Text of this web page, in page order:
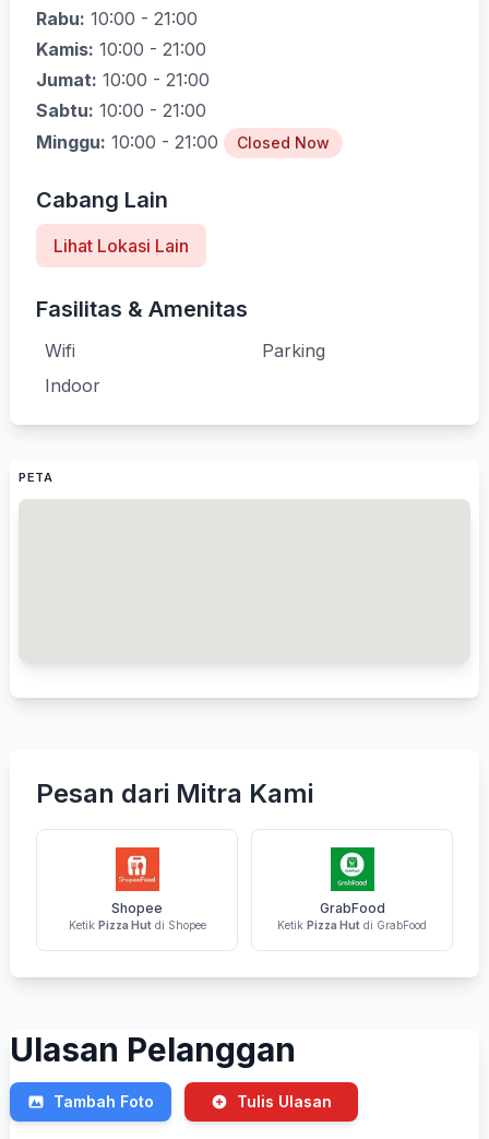
Rabu: 10:00 - 21:00
Kamis: 10:00 - 21:00
Jumat: 10:00 - 21:00
Sabtu: 10:00 - 21:00
Minggu: 10:00 - 21:00 Closed Now
Cabang Lain
Lihat Lokasi Lain
Fasilitas & Amenitas
Wifi
Parking
Indoor
PETA
Pesan dari Mitra Kami
Shopee
Ketik Pizza Hutdi Shopee
GrabFood
Ketik Pizza Hut di GrabFood
Ulasan Pelanggan
Tambah Foto Tulis Ulasan